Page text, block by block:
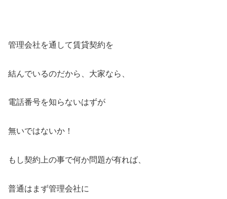
管理会社を通して賃貸契約を
結んでいるのだから、大家なら、
電話番号を知らないはずが
無いではないか！
もし契約上の事で何か問題が有れば、
普通はまず管理会社に